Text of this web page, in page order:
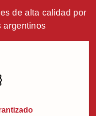
de alta calidad por
argentinos